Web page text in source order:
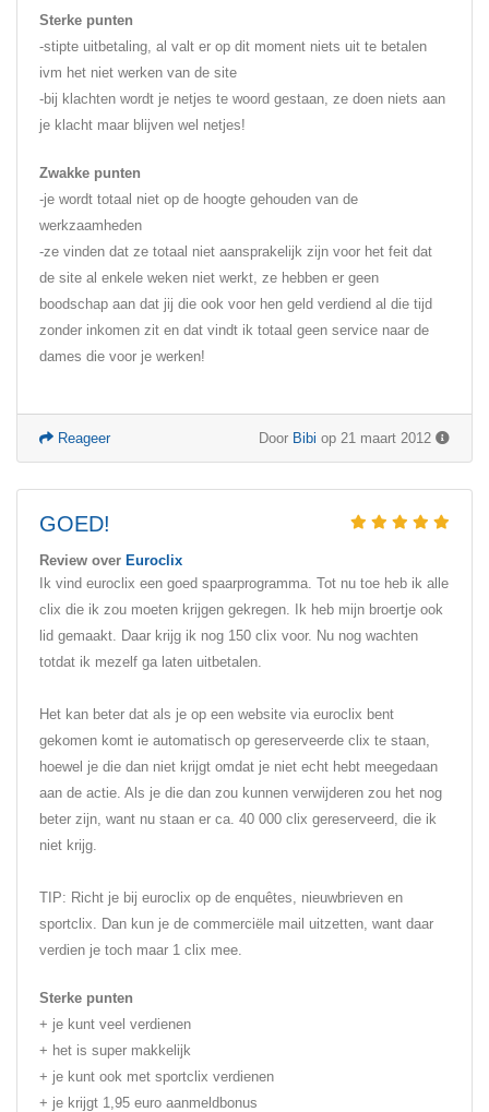
Sterke punten
-stipte uitbetaling, al valt er op dit moment niets uit te betalen
ivm het niet werken van de site
-bij klachten wordt je netjes te woord gestaan, ze doen niets aan
je klacht maar blijven wel netjes!
Zwakke punten
-je wordt totaal niet op de hoogte gehouden van de
werkzaamheden
-ze vinden dat ze totaal niet aansprakelijk zijn voor het feit dat
de site al enkele weken niet werkt, ze hebben er geen
boodschap aan dat jij die ook voor hen geld verdiend al die tijd
zonder inkomen zit en dat vindt ik totaal geen service naar de
dames die voor je werken!
Door Bibi op 21 maart 2012
Reageer
GOED!
Review over Euroclix
Ik vind euroclix een goed spaarprogramma. Tot nu toe heb ik alle
clix die ik zou moeten krijgen gekregen. Ik heb mijn broertje ook
lid gemaakt. Daar krijg ik nog 150 clix voor. Nu nog wachten
totdat ik mezelf ga laten uitbetalen.
Het kan beter dat als je op een website via euroclix bent
gekomen komt ie automatisch op gereserveerde clix te staan,
hoewel je die dan niet krijgt omdat je niet echt hebt meegedaan
aan de actie. Als je die dan zou kunnen verwijderen zou het nog
beter zijn, want nu staan er ca. 40 000 clix gereserveerd, die ik
niet krijg.
TIP: Richt je bij euroclix op de enquêtes, nieuwbrieven en
sportclix. Dan kun je de commerciële mail uitzetten, want daar
verdien je toch maar 1 clix mee.
Sterke punten
+ je kunt veel verdienen
+ het is super makkelijk
+ je kunt ook met sportclix verdienen
+ je krijgt 1,95 euro aanmeldbonus